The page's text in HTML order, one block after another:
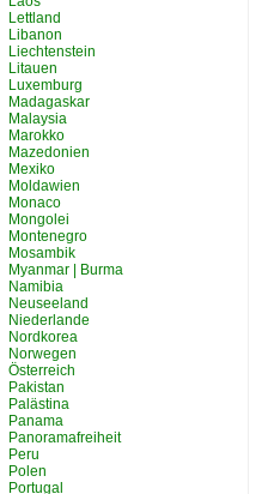
Lettland
Libanon
Liechtenstein
Litauen
Luxemburg
Madagaskar
Malaysia
Marokko
Mazedonien
Mexiko
Moldawien
Monaco
Mongolei
Montenegro
Mosambik
Myanmar | Burma
Namibia
Neuseeland
Niederlande
Nordkorea
Norwegen
Österreich
Pakistan
Palästina
Panama
Panoramafreiheit
Peru
Polen
Portugal